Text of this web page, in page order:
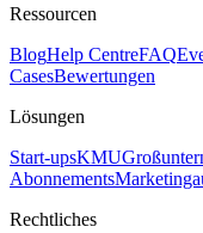
Ressourcen
BlogHelp CentreFAQ
CasesBewertungen
Lösungen
Start-upsKMU
Abonnements
Rechtliches